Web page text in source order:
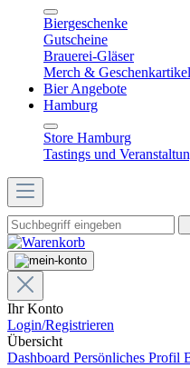
Biergeschenke
Gutscheine
Brauerei-Gläser
Merch & Geschenkartikel
Bier Angebote
Hamburg
Store Hamburg
Tastings und
Ihr Konto
Login/Registrieren
Übersicht
Dashboard Persönliches Profil